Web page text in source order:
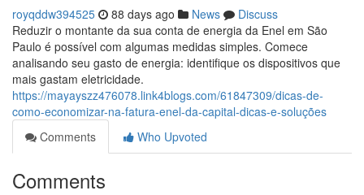
royqddw394525 88 days ago News
Discuss
Reduzir o montante da sua conta de energia da Enel em São
Paulo é possível com algumas medidas simples. Comece
analisando seu gasto de energia: identifique os dispositivos que
mais gastam eletricidade.
https://mayayszz476078.link4blogs.com/61847309/dicas-de-
como-economizar-na-fatura-enel-da-capital-dicas-e-soluções
Comments
Who Upvoted
Comments